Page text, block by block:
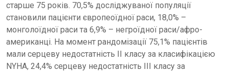
старше 75 років. 70,5% досліджуваної популяції
становили пацієнти європеоїдної раси, 18,0% –
монголоїдної раси та 6,9% – негроїдної раси/афро-
американці. На момент рандомізації 75,1% пацієнтів
мали серцеву недостатність II класу за класифікацією
NYHA, 24,4% серцеву недостатність ІII класу за